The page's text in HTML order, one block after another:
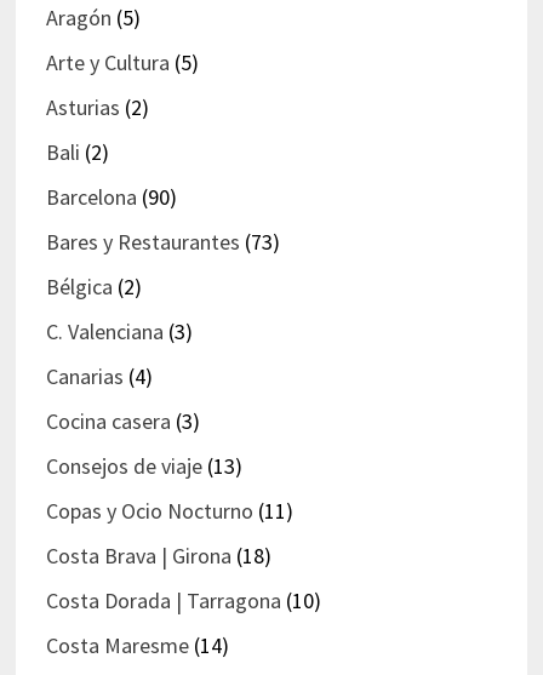
Aragón (5)
Arte y Cultura (5)
Asturias (2)
Bali (2)
Barcelona (90)
Bares y Restaurantes (73)
Bélgica (2)
C. Valenciana (3)
Canarias (4)
Cocina casera (3)
Consejos de viaje(13)
Copas y Ocio Nocturno (11)
Costa Brava | Girona (18)
Costa Dorada | Tarragona (10)
Costa Maresme(14)